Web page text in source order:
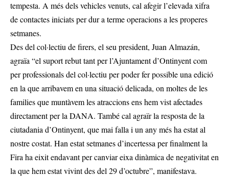
tempesta. A més dels vehicles venuts, cal afegir l’elevada xifra
de contactes iniciats per dur a terme operacions a les properes
setmanes.
Des del col·lectiu de firers, el seu president, Juan Almazán,
agraïa “el suport rebut tant per l’Ajuntament d’Ontinyent com
per professionals del col·lectiu per poder fer possible una edició
en la que arribavem en una situació delicada, on moltes de les
families que muntàvem les atraccions ens hem vist afectades
directament per la DANA. També cal agraïr la resposta de la
ciutadania d’Ontinyent, que mai falla i un any més ha estat al
nostre costat. Han estat setmanes d’incertessa per finalment la
Fira ha eixit endavant per canviar eixa dinàmica de negativitat en
la que hem estat vivint des del 29 d’octubre”, manifestava.